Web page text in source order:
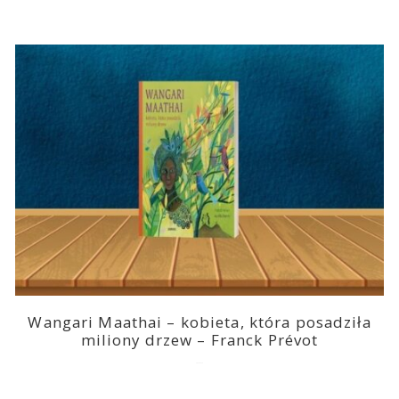
Wangari Maathai – kobieta, która posadziła
miliony drzew – Franck Prévot